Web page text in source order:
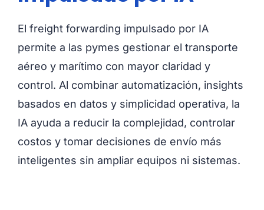
El freight forwarding impulsado por IA
permite a las pymes gestionar el transporte
aéreo y marítimo con mayor claridad y
control. Al combinar automatización, insights
basados en datos y simplicidad operativa, la
IA ayuda a reducir la complejidad, controlar
costos y tomar decisiones de envío más
inteligentes sin ampliar equipos ni sistemas.